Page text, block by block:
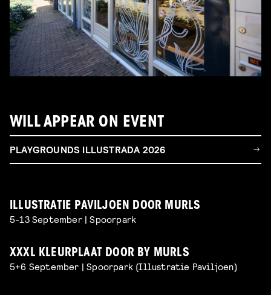
WILL APPEAR ON EVENT
PLAYGROUNDS ILLUSTRADA 2026
ILLUSTRATIE PAVILJOEN DOOR MURLS
5-13 September | Spoorpark
XXXL KLEURPLAAT DOOR BY MURLS
5+6 September | Spoorpark (Illustratie Paviljoen)